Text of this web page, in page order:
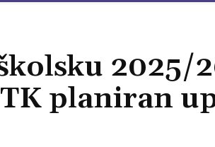
2025/
planiran